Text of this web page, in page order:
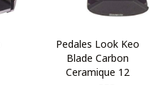
Pedales Look Keo
Blade Carbon
Ceramique 12